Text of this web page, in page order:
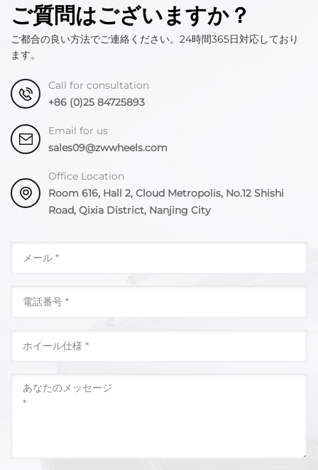
ご質問はございますか？
ご都合の良い方法でご連絡ください。24時間365日対応しており
ます。
Call for consultation
+86 (0)25 84725893
Email for us
sales09@zwwheels.com
Office Location
Room 616, Hall 2, Cloud Metropolis, No.12 Shishi
Road, Qixia District, Nanjing City